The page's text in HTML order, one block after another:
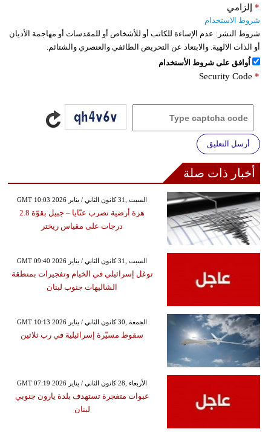
إلزامي *
شروط الاستخدام
شروط النشر: عدم الإساءة للكاتب أو للأشخاص أو للمقدسات أو مهاجمة الأديان
أو الذات الالهية. والابتعاد عن التحريض الطائفي والعنصري والشتائم.
اُوافق على شروط الأستخدام
Security Code *
أرسل التعليق
أخبار ذات صلة
GMT 10:03 2026 السبت ,31 كانون الثاني / يناير
هزة أرضية تضرب عنّايا – جبيل بقوّة 2.8
درجات على مقياس ريختر
GMT 09:40 2026 السبت ,31 كانون الثاني / يناير
توغل إسرائيلي في الخيام وتفجيرات بمنطقة
الشاليهات جنوب لبنان
GMT 10:13 2026 الجمعة ,30 كانون الثاني / يناير
سقوط مسيّرة إسرائيلية في رب ثلاثين
GMT 07:19 2026 الأربعاء ,28 كانون الثاني / يناير
عبوات متفجرة تستهدف بلدة يارون جنوبي
لبنان